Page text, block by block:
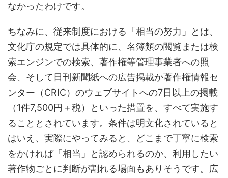
なかったわけです。
ちなみに、従来制度における「相当の努力」とは、
文化庁の規定では具体的に、名簿類の閲覧または検
索エンジンでの検索、著作権等管理事業者への照
会、そして日刊新聞紙への広告掲載か著作権情報セ
ンター（CRIC）のウェブサイトへの7日以上の掲載
（1件7,500円＋税）といった措置を、すべて実施す
ることとされています。条件は明文化されていると
はいえ、実際にやってみると、どこまで丁寧に検索
をかければ「相当」と認められるのか、利用したい
著作物ごとに判断が割れる場面もありそうです。広